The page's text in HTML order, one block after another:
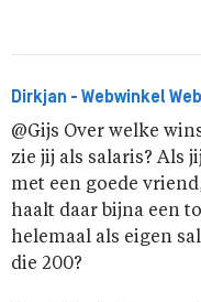
Dirkjan - Webwinkel
@Gijs Over welke
zie jij als salaris? Als
met een goede
haalt daar bijna een
helemaal als eigen
die 200?